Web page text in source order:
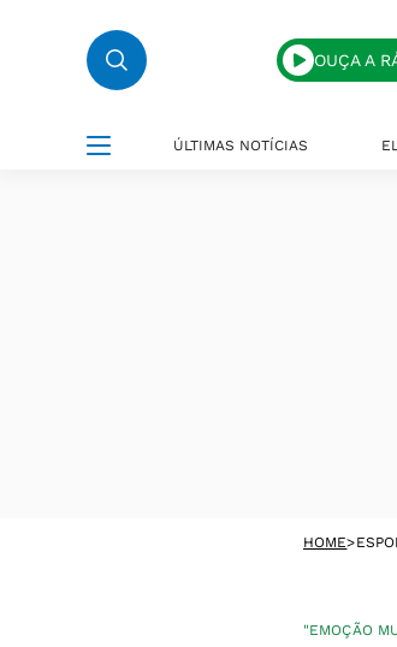
OUÇA A
ÚLTIMAS NOTÍCIAS
HOME>
"EMOÇÃO